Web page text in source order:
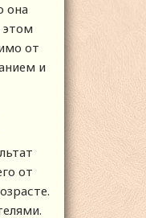
она
этом
от
и
от